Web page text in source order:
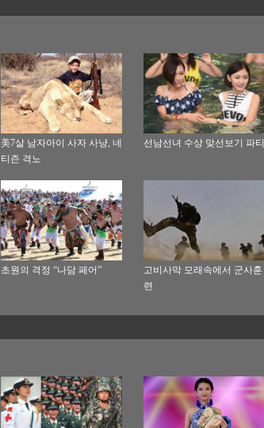
美7살 남자아이 사자 사냥, 네
티즌 격노
선남선녀 수상 맞선보기 파티
초원의 격정 “나담 페어”
고비사막 모래속에서 군사훈
련